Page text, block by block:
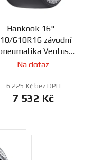
Hankook 16" -
610R16 závodní
Ventus
F200
Na dotaz
6 225 Kč bez DPH
7 532 Kč